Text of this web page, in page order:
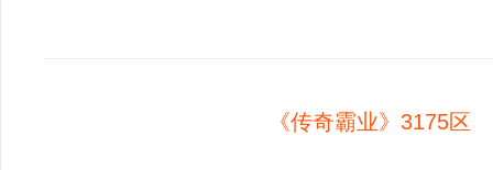
《传奇霸业》3175